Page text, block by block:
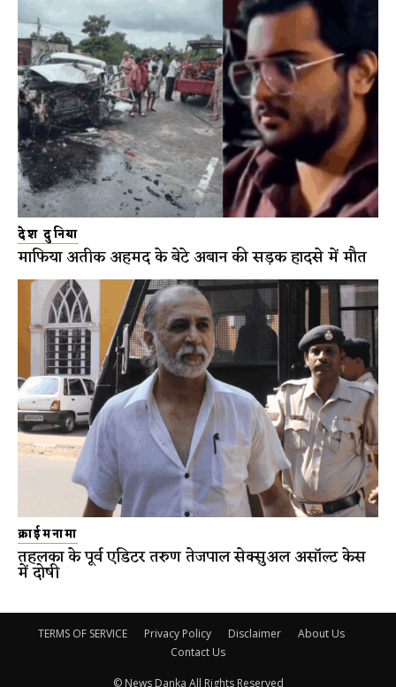
देश दुनिया
माफिया अतीक अहमद के बेटे अबान की सड़क हादसे में मौत
क्राईमनामा
तहलका के पूर्व एडिटर तरुण तेजपाल सेक्सुअल असॉल्ट केस
में दोषी
TERMS OF SERVICE Privacy Policy Disclaimer
About Us
Contact Us
© News Danka All Rights Reserved